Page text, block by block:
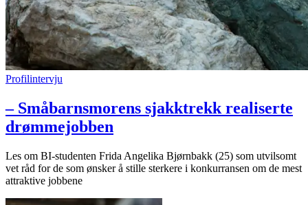
Profilintervju
– Småbarnsmorens sjakktrekk realiserte
drømmejobben
Les om BI-studenten Frida Angelika Bjørnbakk (25) som utvilsomt
vet råd for de som ønsker å stille sterkere i konkurransen om de mest
attraktive jobbene